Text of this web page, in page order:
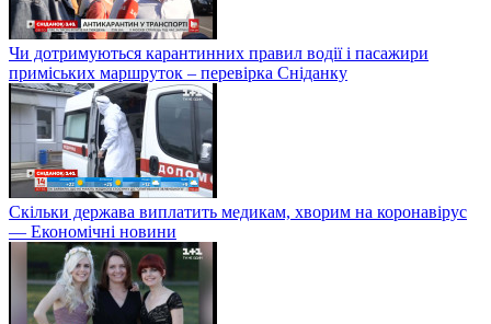
Чи дотримуються карантинних правил водії і пасажири
приміських маршруток – перевірка Сніданку
Скільки держава виплатить медикам, хворим на коронавірус
— Економічні новини